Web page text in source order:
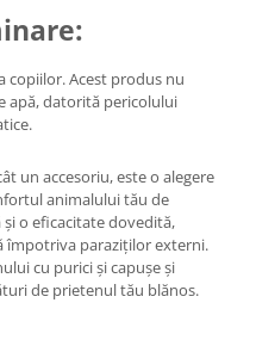
copiilor. Acest produs nu
apă, datorită pericolului
un accesoriu, este o alegere
animalului tău de
o eficacitate dovedită,
împotriva paraziților externi.
cu purici și capușe și
de prietenul tău blănos.